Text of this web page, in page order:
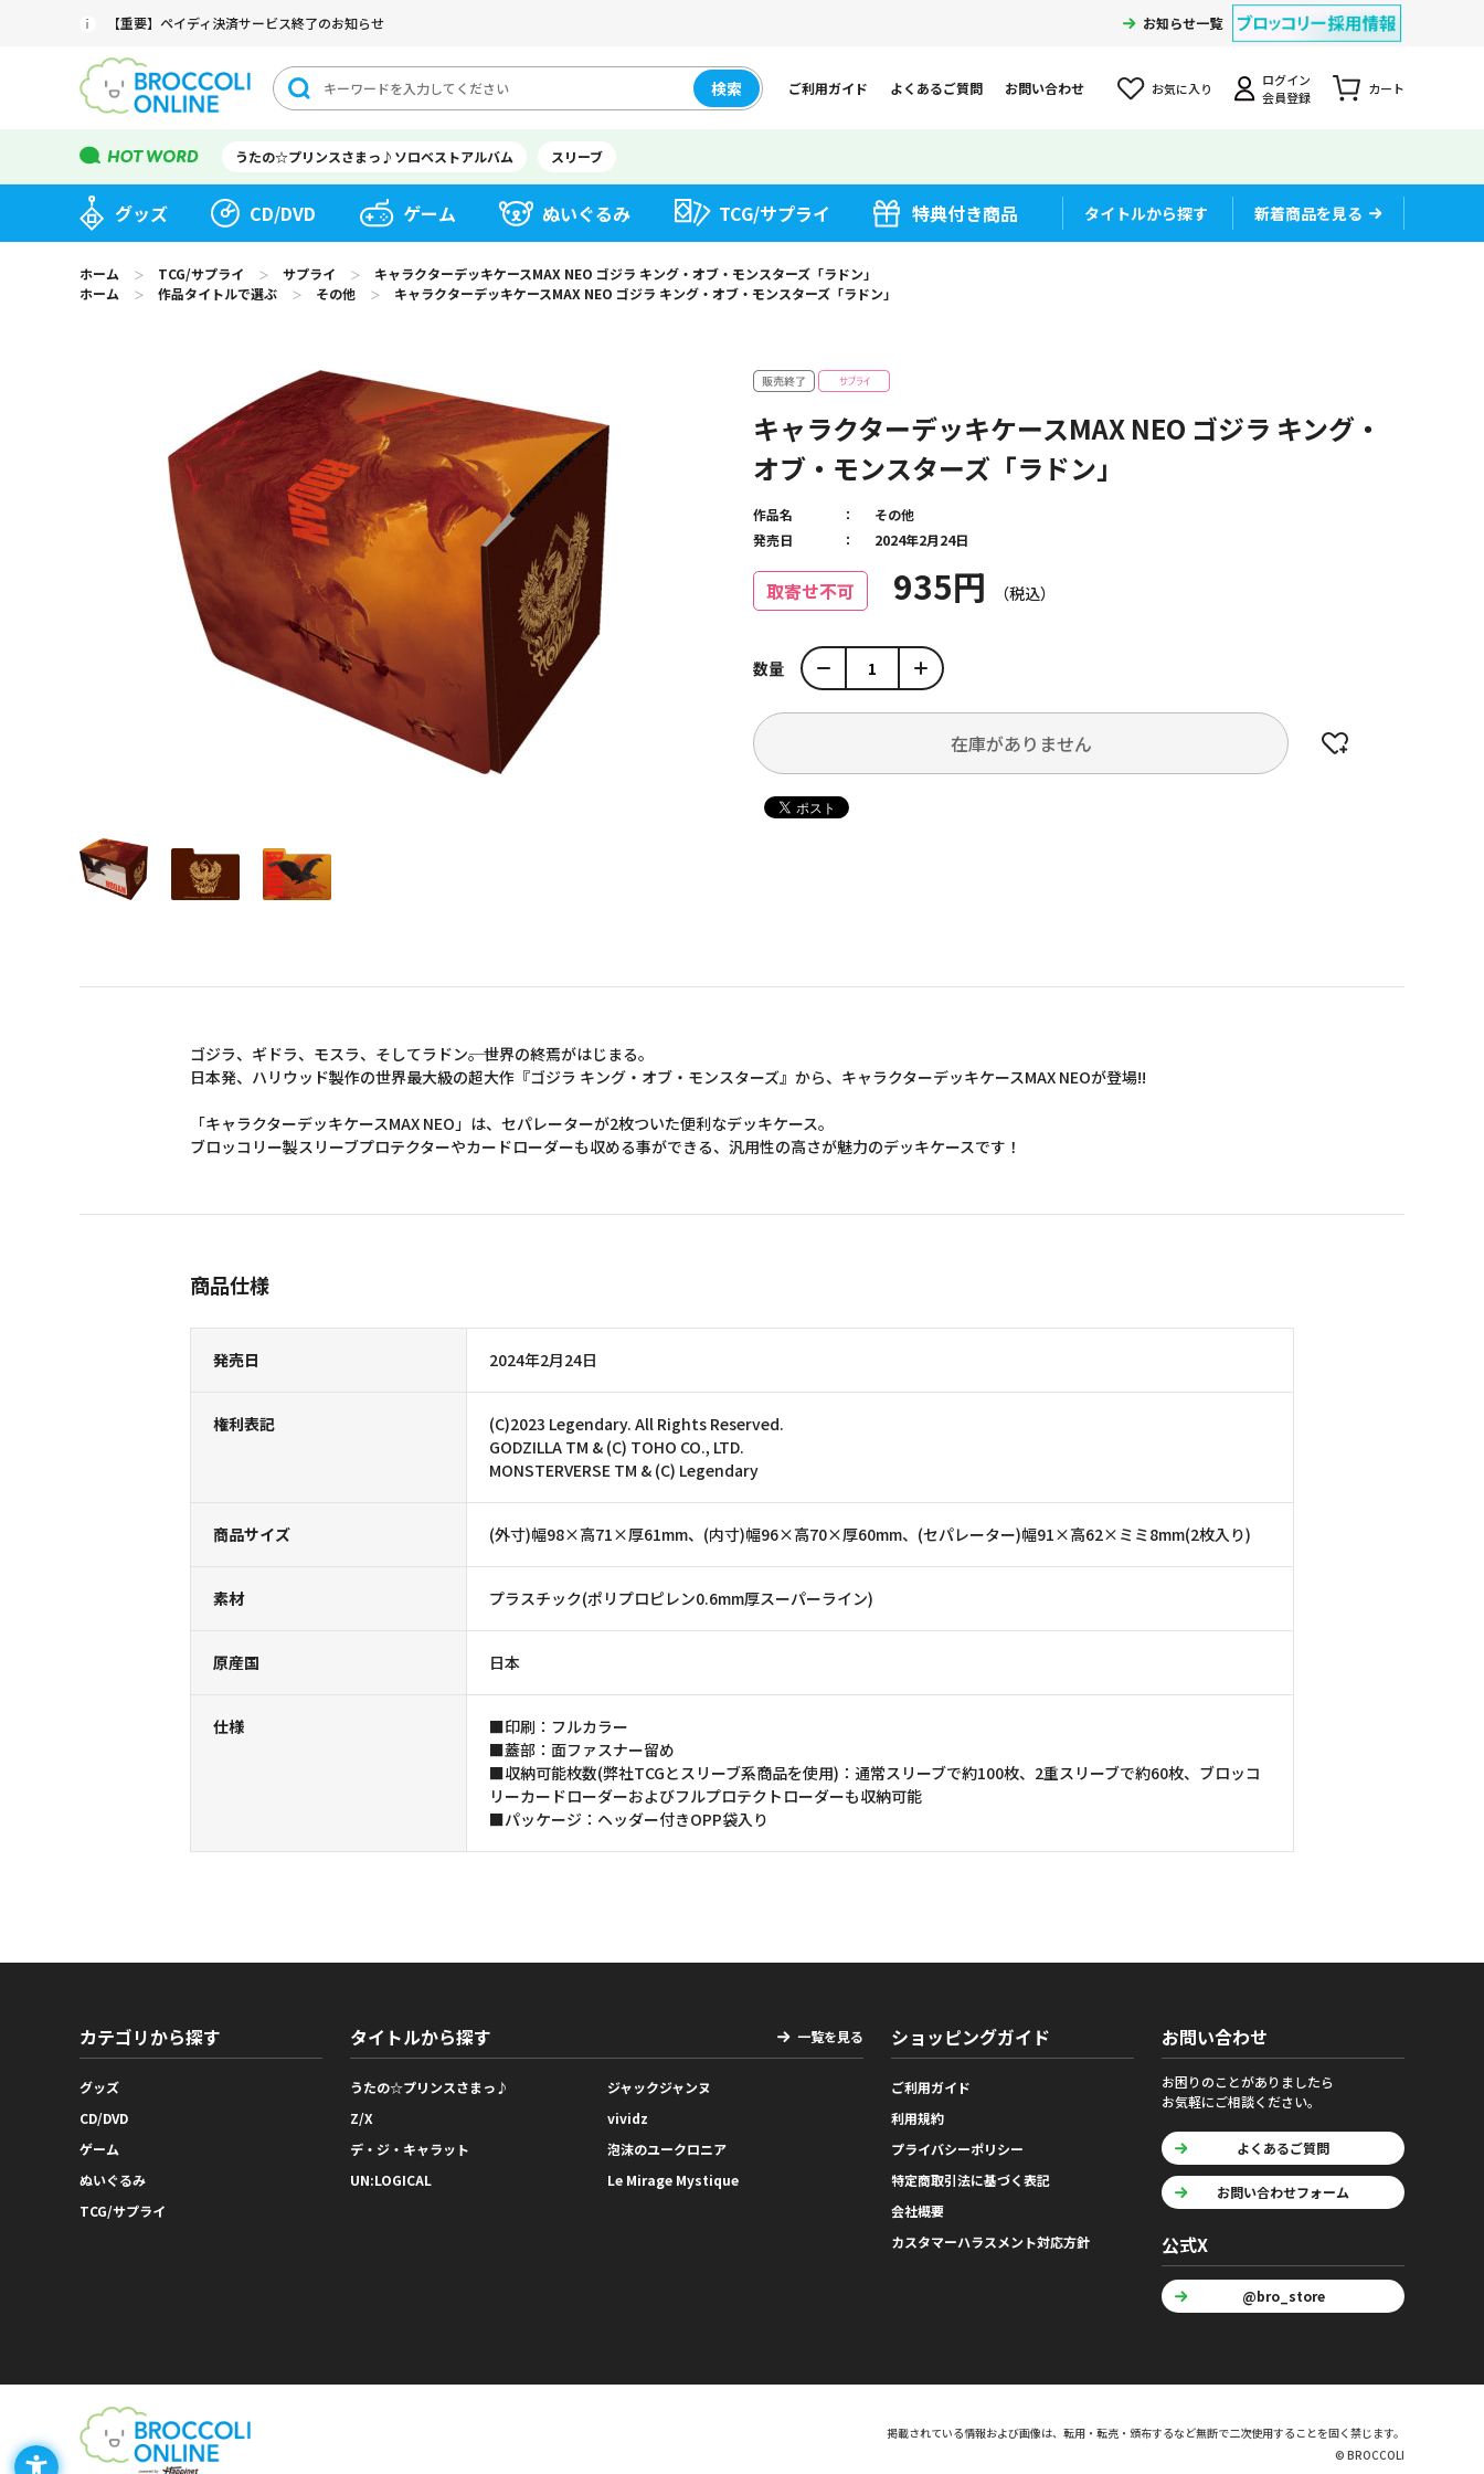
【重要】ペイディ決済サービス終了のお知らせ お知らせ一覧
検索 ご利用ガイド よくあるご質問 お問い合わせ お気に入り
ログイン
会員登録
カート
うたの☆プリンスさまっ♪ソロベストアルバム スリーブ
グッズ CD/DVD ゲーム ぬいぐるみ TCG/サプライ 特典付き商品 タイトルから探す 新着商品を見る
ホーム ＞ TCG/サプライ ＞ サプライ ＞
キャラクターデッキケースMAX NEO ゴジラ キング・オブ・モンスターズ「ラドン」
ホーム
＞ 作品タイトルで選ぶ ＞ その他 ＞ キャラクターデッキケースMAX NEO ゴジラ キング・オブ・モンスターズ「ラドン」
キャラクターデッキケースMAX NEO ゴジラ キング・
オブ・モンスターズ「ラドン」
取寄せ不可 935円
作品名
その他
発売日
2024年2月24日
数量
在庫がありません
ゴジラ、ギドラ、モスラ、そしてラドン――。世界の終焉がはじまる。
日本発、ハリウッド製作の世界最大級の超大作『ゴジラ キング・オブ・モンスターズ』から、キャラクターデッキケースMAX NEOが登場!!
「キャラクターデッキケースMAX NEO」は、セパレーターが2枚ついた便利なデッキケース。
ブロッコリー製スリーブプロテクターやカードローダーも収める事ができる、汎用性の高さが魅力のデッキケースです！
商品仕様
発売日 2024年2月24日
権利表記
(C)2023 Legendary. All Rights Reserved.
GODZILLA TM & (C) TOHO CO., LTD.
MONSTERVERSE TM & (C) Legendary
商品サイズ (外寸)幅98×高71×厚61mm、(内寸)幅96×高70×厚60mm、(セパレーター)幅91×高62×ミミ8mm(2枚入り)
素材 プラスチック(ポリプロピレン0.6mm厚スーパーライン)
原産国 日本
仕様
■印刷：フルカラー
■蓋部：面ファスナー留め
■収納可能枚数(弊社TCGとスリーブ系商品を使用)：通常スリーブで約100枚、2重スリーブで約60枚、ブロッコ
リーカードローダーおよびフルプロテクトローダーも収納可能
■パッケージ：ヘッダー付きOPP袋入り
カテゴリから探す
グッズ
CD/DVD
ゲーム
ぬいぐるみ
TCG/サプライ
タイトルから探す 一覧を見る
うたの☆プリンスさまっ♪
ジャックジャンヌ
Z/X
vividz
デ・ジ・キャラット
泡沫のユークロニア
UN:LOGICAL
Le Mirage Mystique
ショッピングガイド
ご利用ガイド
利用規約
プライバシーポリシー
特定商取引法に基づく表記
会社概要
カスタマーハラスメント対応方針
お問い合わせ
お困りのことがありましたら
お気軽にご相談ください。
よくあるご質問
お問い合わせフォーム
公式X
@bro_store
掲載されている情報および画像は、転用・転売・頒布するなど無断で二次使用することを固く禁じます。
© BROCCOLI